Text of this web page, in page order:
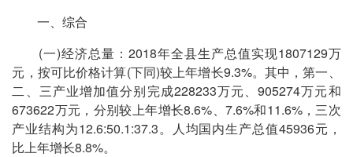
一、综合
(一)经济总量：2018年全县生产总值实现1807129万
元，按可比价格计算(下同)较上年增长9.3%。其中，第一、
二、三产业增加值分别完成228233万元、905274万元和
673622万元，分别较上年增长8.6%、7.6%和11.6%，三次
产业结构为12.6:50.1:37.3。人均国内生产总值45936元，
比上年增长8.8%。